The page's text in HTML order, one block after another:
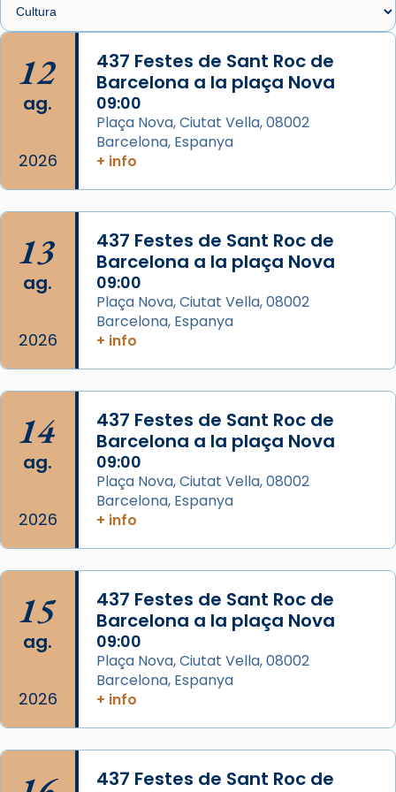
🔗
📸 J. Merino
Photo
View on Facebook · Share
Arquebisbat de Barcelona
2 weeks ago
Aquest dilluns, 27 de juliol, ha tingut lloc la
missa d’acció de gràcies en agraïment al
comitè organitzador de la visita apostòlica
del Sant Pare Lleó XIV a Barcelona, i als
col·laboradors, a la Catedral de Barcelona.
L’arquebisbe de Barcelona, el cardenal Joan
📸 Dr. G. Simón
Photo
View on Facebook · Share
Memòria de les santes Juliana i
Semproniana, verges i màrtirs.
Acompanyant la història de sant Cugat, a
partir de l’Edat Mitjana sorgeix la tradició
que les santes Juliana (“relatiu a Júlia”) i
Semproniana (“relatiu a Semprònia =
eterna”) són deixebles seves. I l’any 1667, el
frare Joan Gaspar Roig, afirma en una obra
que les santes són filles de l’antiga Iluro.
12
ag.
2026
437 Festes de Sant Roc de
Barcelona a la plaça Nova
09:00
Plaça Nova, Ciutat Vella, 08002
Barcelona, Espanya
+ info
13
ag.
2026
437 Festes de Sant Roc de
Barcelona a la plaça Nova
09:00
Plaça Nova, Ciutat Vella, 08002
Barcelona, Espanya
+ info
14
ag.
2026
437 Festes de Sant Roc de
Barcelona a la plaça Nova
09:00
Plaça Nova, Ciutat Vella, 08002
Barcelona, Espanya
+ info
15
ag.
2026
437 Festes de Sant Roc de
Barcelona a la plaça Nova
09:00
Plaça Nova, Ciutat Vella, 08002
Barcelona, Espanya
+ info
437 Festes de Sant Roc de